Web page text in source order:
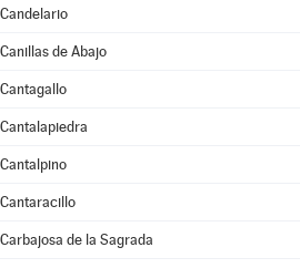
Candelario
Canillas de Abajo
Cantagallo
Cantalapiedra
Cantalpino
Cantaracillo
Carbajosa de la Sagrada